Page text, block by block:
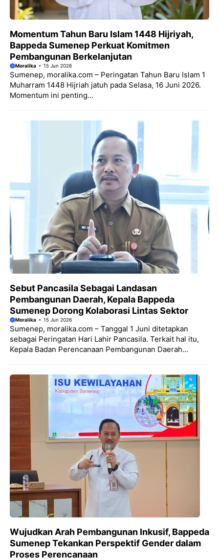
Momentum Tahun Baru Islam 1448 Hijriyah,
Bappeda Sumenep Perkuat Komitmen
Pembangunan Berkelanjutan
Moralika 15 Jun 2026
Sumenep, moralika.com – Peringatan Tahun Baru Islam 1
Muharram 1448 Hijriah jatuh pada Selasa, 16 Juni 2026.
Momentum ini penting...
Sebut Pancasila Sebagai Landasan
Pembangunan Daerah, Kepala Bappeda
Sumenep Dorong Kolaborasi Lintas Sektor
Moralika 15 Jun 2026
Sumenep, moralika.com – Tanggal 1 Juni ditetapkan
sebagai Peringatan Hari Lahir Pancasila. Terkait hal itu,
Kepala Badan Perencanaan Pembangunan Daerah...
Wujudkan Arah Pembangunan Inkusif, Bappeda
Sumenep Tekankan Perspektif Gender dalam
Proses Perencanaan